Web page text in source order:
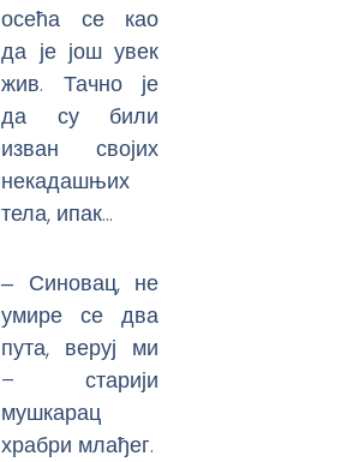
осећа се као
да је још увек
жив. Тачно је
да су били
изван својих
некадашњих
тела, ипак…
‒ Синовац, не
умире се два
пута, веруј ми
– старији
мушкарац
храбри млађег.